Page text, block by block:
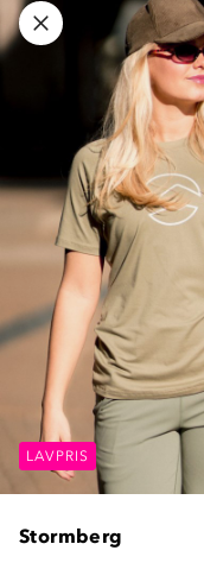
LAVPRIS
LAVPRIS
Stormberg